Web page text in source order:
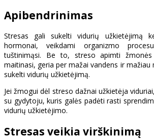
Apibendrinimas
Stresas gali sukelti vidurių užkietėjimą
hormonai, veikdami organizmo
tuštinimąsi. Be to, streso apimti žmonės
maitinasi, geria per mažai vandens ir mažiau
sukelti vidurių užkietėjimą.
Jei žmogui dėl streso dažnai užkietėja
su gydytoju, kuris galės padėti rasti
vidurių užkietėjimo.
Stresas veikia virškinimą